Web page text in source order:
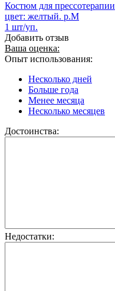
Костюм для прессотерапии
цвет: желтый. р.М
1 шт/уп.
Добавить отзыв
Ваша оценка:
Опыт использования:
Несколько дней
Больше года
Менее месяца
Несколько месяцев
Достоинства:
Недостатки: